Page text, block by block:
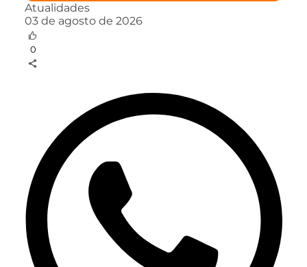
Atualidades
03 de agosto de 2026
0